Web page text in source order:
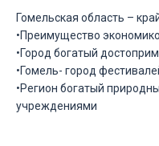
Гомельская область –
•Преимущество
•Город богатый
•Гомель- город
•Регион богатый
учреждениями